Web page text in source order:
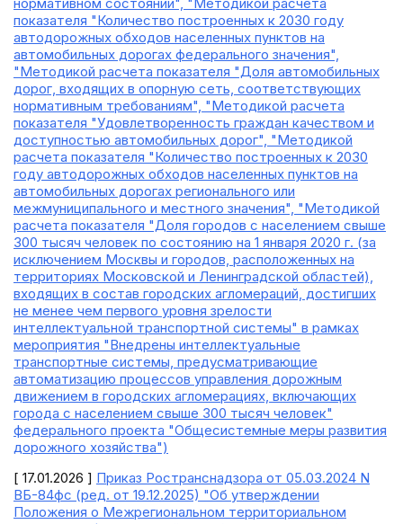
показателя "Количество построенных к 2030 году
автодорожных обходов населенных пунктов на
автомобильных дорогах федерального значения",
"Методикой расчета показателя "Доля автомобильных
дорог, входящих в опорную сеть, соответствующих
нормативным требованиям", "Методикой расчета
показателя "Удовлетворенность граждан качеством и
доступностью автомобильных дорог", "Методикой
расчета показателя "Количество построенных к 2030
году автодорожных обходов населенных пунктов на
автомобильных дорогах регионального или
межмуниципального и местного значения", "Методикой
расчета показателя "Доля городов с населением свыше
300 тысяч человек по состоянию на 1 января 2020 г. (за
исключением Москвы и городов, расположенных на
территориях Московской и Ленинградской областей),
входящих в состав городских агломераций, достигших
не менее чем первого уровня зрелости
интеллектуальной транспортной системы" в рамках
мероприятия "Внедрены интеллектуальные
транспортные системы, предусматривающие
автоматизацию процессов управления дорожным
движением в городских агломерациях, включающих
города с населением свыше 300 тысяч человек"
федерального проекта "Общесистемные меры развития
дорожного хозяйства")
[ 17.01.2026 ] Приказ Ространснадзора от 05.03.2024 N
ВБ-84фс (ред. от 19.12.2025) "Об утверждении
Положения о Межрегиональном территориальном